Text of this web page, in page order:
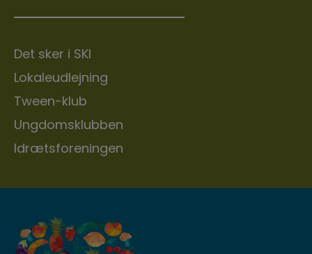
Det sker i SKI
Lokaleudlejning
Tween-klub
Ungdomsklubben
Idrætsforeningen